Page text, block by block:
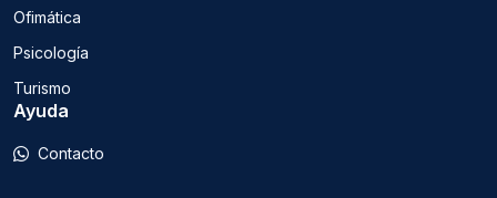
Ofimática
Psicología
Turismo
Ayuda
Contacto